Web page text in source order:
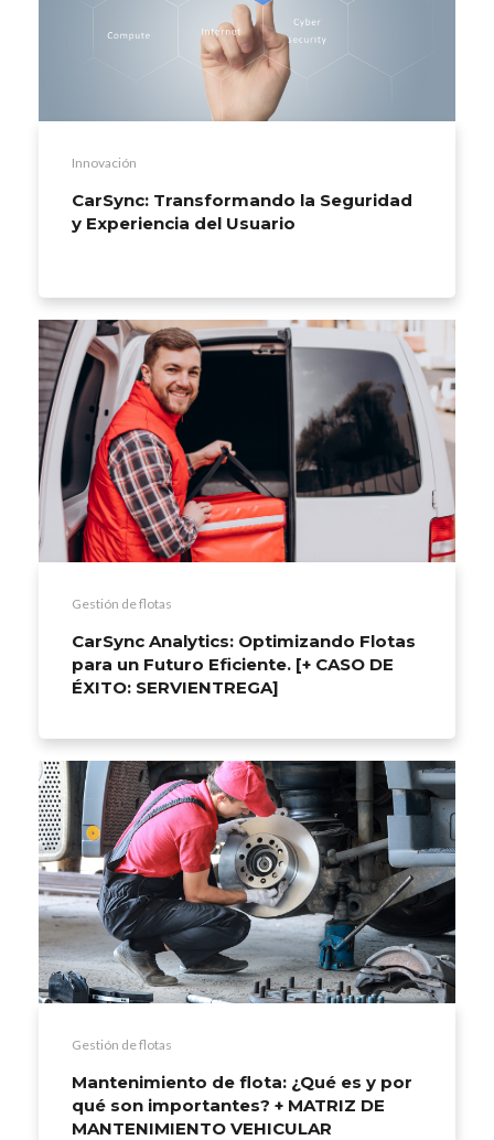
Innovación
CarSync: Transformando la Seguridad
y Experiencia del Usuario
Gestión de flotas
CarSync Analytics: Optimizando Flotas
para un Futuro Eficiente. [+ CASO DE
ÉXITO: SERVIENTREGA]
Gestión de flotas
Mantenimiento de flota: ¿Qué es y por
qué son importantes? + MATRIZ DE
MANTENIMIENTO VEHICULAR